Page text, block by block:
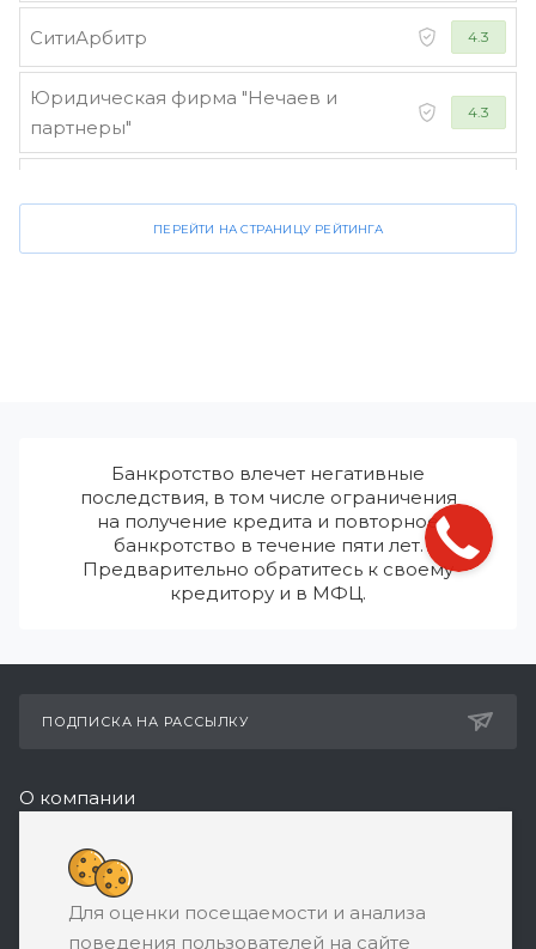
СитиАрбитр 4.3
Юридическая фирма "Нечаев и
партнеры"
4.3
ПЕРЕЙТИ НА СТРАНИЦУ РЕЙТИНГА
Банкротство влечет негативные
последствия, в том числе ограничения
на получение кредита и повторное
банкротство в течение пяти лет.
Предварительно обратитесь к своему
кредитору и в МФЦ.
ПОДПИСКА НА РАССЫЛКУ
О компании
Реквизиты
+7 (495) 532-05-11
ЗАКАЗАТЬ ЗВОНОК
Для оценки посещаемости и анализа
поведения пользователей на сайте